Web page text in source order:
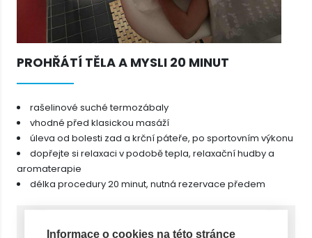
PROHŘÁTÍ TĚLA A MYSLI 20 MINUT
rašelinové suché termozábaly
vhodné před klasickou masáží
úleva od bolesti zad a krční páteře, po sportovním výkonu
dopřejte si relaxaci v podobě tepla, relaxační hudby a
aromaterapie
délka procedury 20 minut, nutná rezervace předem
Cena za 1 ks s DPH 390,- Kč
Informace o cookies na této stránce